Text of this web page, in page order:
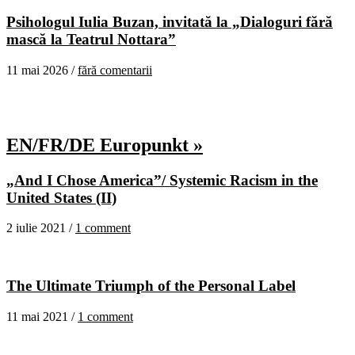
Psihologul Iulia Buzan, invitată la „Dialoguri fără
mască la Teatrul Nottara”
11 mai 2026 /fără comentarii
EN/FR/DE Europunkt »
„And I Chose America”/ Systemic Racism in the
United States (II)
2 iulie 2021 / 1 comment
The Ultimate Triumph of the Personal Label
11 mai 2021 / 1 comment